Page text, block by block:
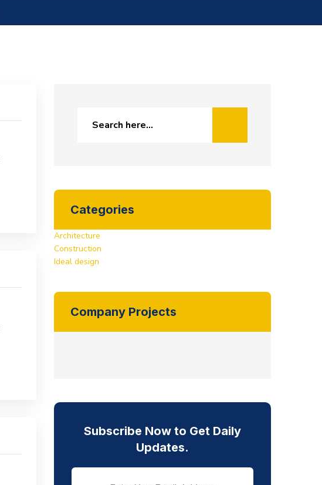
Categories
Architecture
Construction
Ideal design
Company Projects
WTU nach AVV
Our Role:Alles ansehen,
Our Role:
Alles ansehen,
Wagenmeister
Subscribe Now to Get Daily
Updates.